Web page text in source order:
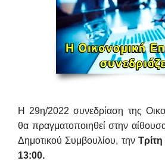
Η 29η/2022 συνεδρίαση της
θα πραγματοποιηθεί στην
Δημοτικού Συμβουλίου, τηνΤρίτη
13:00.